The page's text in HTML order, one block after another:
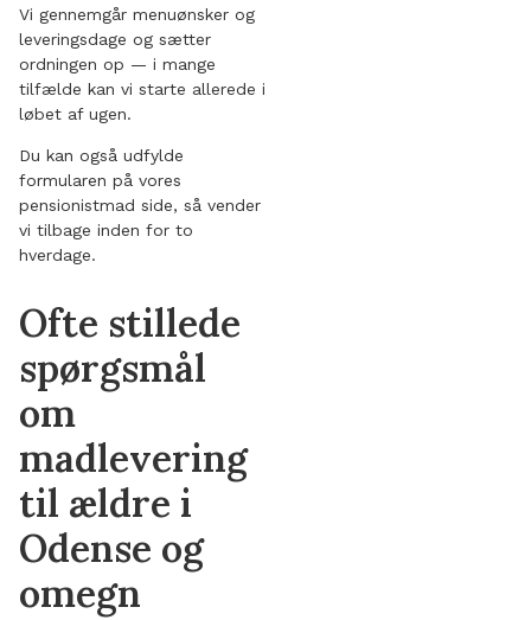
Vi gennemgår menuønsker og
leveringsdage og sætter
ordningen op — i mange
tilfælde kan vi starte allerede i
løbet af ugen.
Du kan også udfylde
formularen på vores
pensionistmad side, så vender
vi tilbage inden for to
hverdage.
Ofte stillede
spørgsmål
om
madlevering
til ældre i
Odense og
omegn